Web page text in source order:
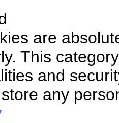
are
This
and
any